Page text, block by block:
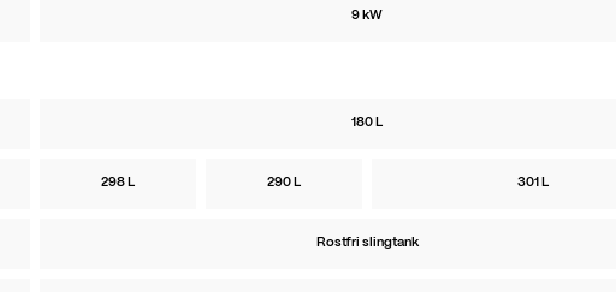
9 kW
180 L
298 L 290 L 301 L
Rostfri slingtank